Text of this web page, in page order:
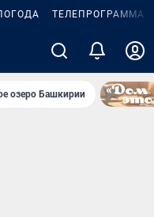
ТЕЛЕПРОГРАММА
озеро Башкирии